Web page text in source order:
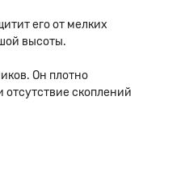
его от мелких
высоты.
Он плотно
отсутствие скоплений